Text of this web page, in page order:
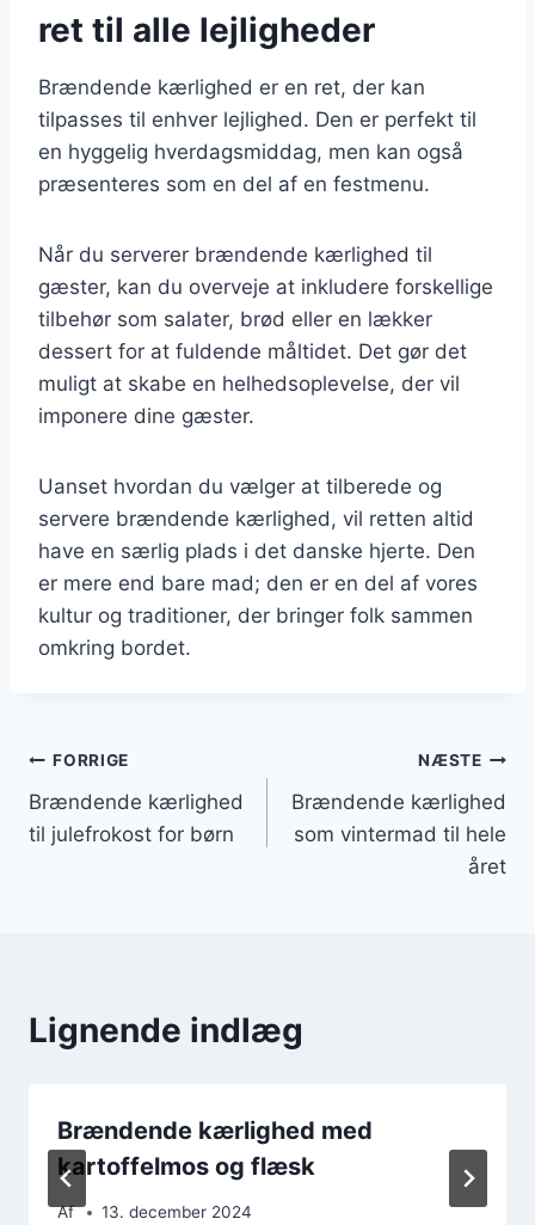
ret til alle lejligheder
Brændende kærlighed er en ret, der kan
tilpasses til enhver lejlighed. Den er perfekt til
en hyggelig hverdagsmiddag, men kan også
præsenteres som en del af en festmenu.
Når du serverer brændende kærlighed til
gæster, kan du overveje at inkludere forskellige
tilbehør som salater, brød eller en lækker
dessert for at fuldende måltidet. Det gør det
muligt at skabe en helhedsoplevelse, der vil
imponere dine gæster.
Uanset hvordan du vælger at tilberede og
servere brændende kærlighed, vil retten altid
have en særlig plads i det danske hjerte. Den
er mere end bare mad; den er en del af vores
kultur og traditioner, der bringer folk sammen
omkring bordet.
Indlægsnavigation
FORRIGE
Brændende kærlighed
til julefrokost for børn
NÆSTE
Brændende kærlighed
som vintermad til hele
året
Lignende indlæg
Brændende kærlighed med
kartoffelmos og flæsk
Af 13. december 2024